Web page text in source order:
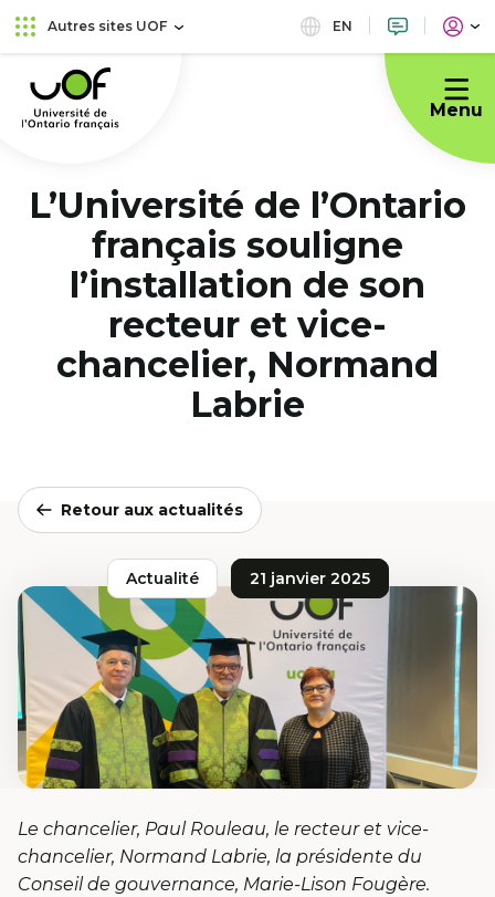
Aller
au
principal
Passer
au
contenu
Autres sites UOF EN
Université
de
l'Ontario
Menu
L’Université de l’Ontario
français souligne
l’installation de son
recteur et vice-
chancelier, Normand
Labrie
Retour aux actualités
Actualité 21 janvier 2025
Le chancelier, Paul Rouleau, le recteur et vice-
chancelier, Normand Labrie, la présidente du
Conseil de gouvernance, Marie-Lison Fougère.